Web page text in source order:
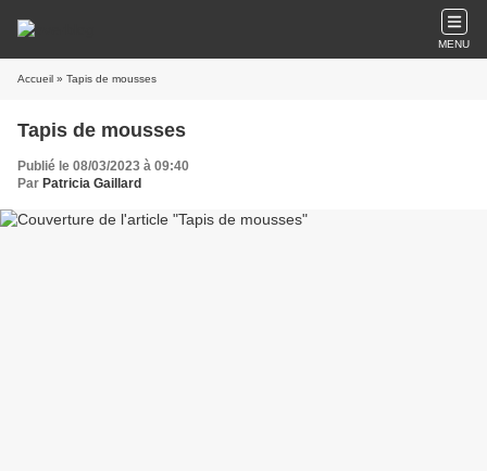
MENU
Accueil » Tapis de mousses
Tapis de mousses
Publié le 08/03/2023 à 09:40
Par Patricia Gaillard